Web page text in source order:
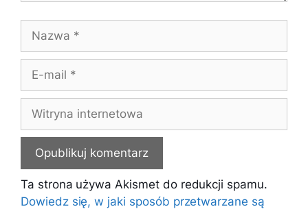
mail
internetowa
Ta strona używa Akismet do redukcji spamu.
Dowiedz się, w jaki sposób przetwarzane są